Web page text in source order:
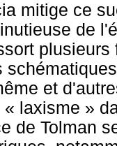
mitige ce
de
et
laxisme »
de Tolman